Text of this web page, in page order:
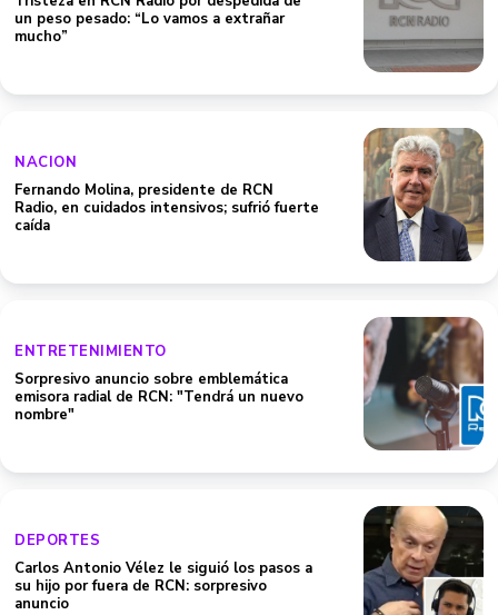
un peso pesado: “Lo vamos a extrañar
mucho”
NACION
Fernando Molina, presidente de RCN
Radio, en cuidados intensivos; sufrió fuerte
caída
ENTRETENIMIENTO
Sorpresivo anuncio sobre emblemática
emisora radial de RCN: "Tendrá un nuevo
nombre"
DEPORTES
Carlos Antonio Vélez le siguió los pasos a
su hijo por fuera de RCN: sorpresivo
anuncio